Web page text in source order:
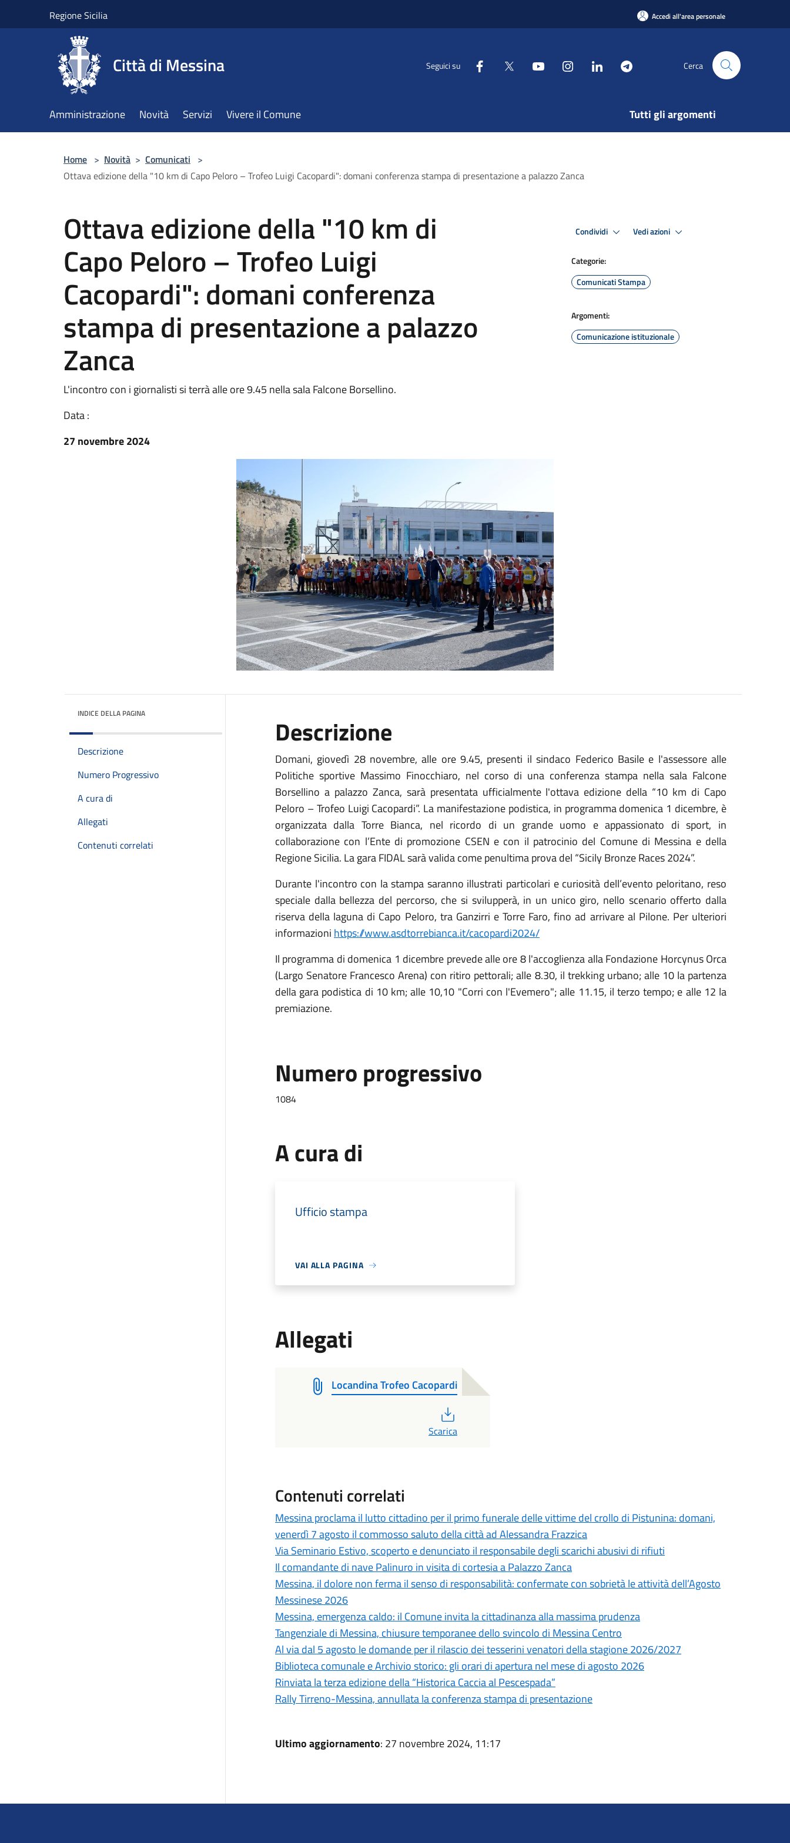
Regione Sicilia Accedi all'area personale
Città di Messina Seguici su Cerca
Amministrazione Novità Servizi Vivere il Comune Tutti gli argomenti
Home > Novità > Comunicati >
Ottava edizione della "10 km di Capo Peloro – Trofeo Luigi Cacopardi": domani conferenza stampa di presentazione a palazzo Zanca
Ottava edizione della "10 km di
Capo Peloro – Trofeo Luigi
Cacopardi": domani conferenza
stampa di presentazione a palazzo
Zanca
L'incontro con i giornalisti si terrà alle ore 9.45 nella sala Falcone Borsellino.
Data :
27 novembre 2024
Condividi Vedi azioni
Categorie:
Comunicati Stampa
Argomenti:
Comunicazione istituzionale
INDICE DELLA PAGINA
Descrizione
Numero Progressivo
A cura di
Allegati
Contenuti correlati
Descrizione
Domani, giovedì 28 novembre, alle ore 9.45, presenti il sindaco Federico Basile e l'assessore alle
Politiche sportive Massimo Finocchiaro, nel corso di una conferenza stampa nella sala Falcone
Borsellino a palazzo Zanca, sarà presentata ufficialmente l'ottava edizione della “10 km di Capo
Peloro – Trofeo Luigi Cacopardi”. La manifestazione podistica, in programma domenica 1 dicembre, è
organizzata dalla Torre Bianca, nel ricordo di un grande uomo e appassionato di sport, in
collaborazione con l’Ente di promozione CSEN e con il patrocinio del Comune di Messina e della
Regione Sicilia. La gara FIDAL sarà valida come penultima prova del “Sicily Bronze Races 2024”.
Durante l'incontro con la stampa saranno illustrati particolari e curiosità dell’evento peloritano, reso
speciale dalla bellezza del percorso, che si svilupperà, in un unico giro, nello scenario offerto dalla
riserva della laguna di Capo Peloro, tra Ganzirri e Torre Faro, fino ad arrivare al Pilone. Per ulteriori
informazioni https://www.asdtorrebianca.it/cacopardi2024/
Il programma di domenica 1 dicembre prevede alle ore 8 l'accoglienza alla Fondazione Horcynus Orca
(Largo Senatore Francesco Arena) con ritiro pettorali; alle 8.30, il trekking urbano; alle 10 la partenza
della gara podistica di 10 km; alle 10,10 "Corri con l'Evemero"; alle 11.15, il terzo tempo; e alle 12 la
premiazione.
Numero progressivo
1084
A cura di
Ufficio stampa
VAI ALLA PAGINA
Allegati
Locandina Trofeo Cacopardi
Scarica
Contenuti correlati
Messina proclama il lutto cittadino per il primo funerale delle vittime del crollo di Pistunina: domani,
venerdì 7 agosto il commosso saluto della città ad Alessandra Frazzica
Via Seminario Estivo, scoperto e denunciato il responsabile degli scarichi abusivi di rifiuti
Il comandante di nave Palinuro in visita di cortesia a Palazzo Zanca
Messina, il dolore non ferma il senso di responsabilità: confermate con sobrietà le attività dell’Agosto
Messinese 2026
Messina, emergenza caldo: il Comune invita la cittadinanza alla massima prudenza
Tangenziale di Messina, chiusure temporanee dello svincolo di Messina Centro
Al via dal 5 agosto le domande per il rilascio dei tesserini venatori della stagione 2026/2027
Biblioteca comunale e Archivio storico: gli orari di apertura nel mese di agosto 2026
Rinviata la terza edizione della “Historica Caccia al Pescespada”
Rally Tirreno-Messina, annullata la conferenza stampa di presentazione
Ultimo aggiornamento: 27 novembre 2024, 11:17